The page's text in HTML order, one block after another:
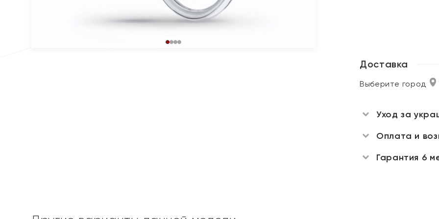
Доставка
Выберите город
Уход за
Оплата и
Гарантия 6